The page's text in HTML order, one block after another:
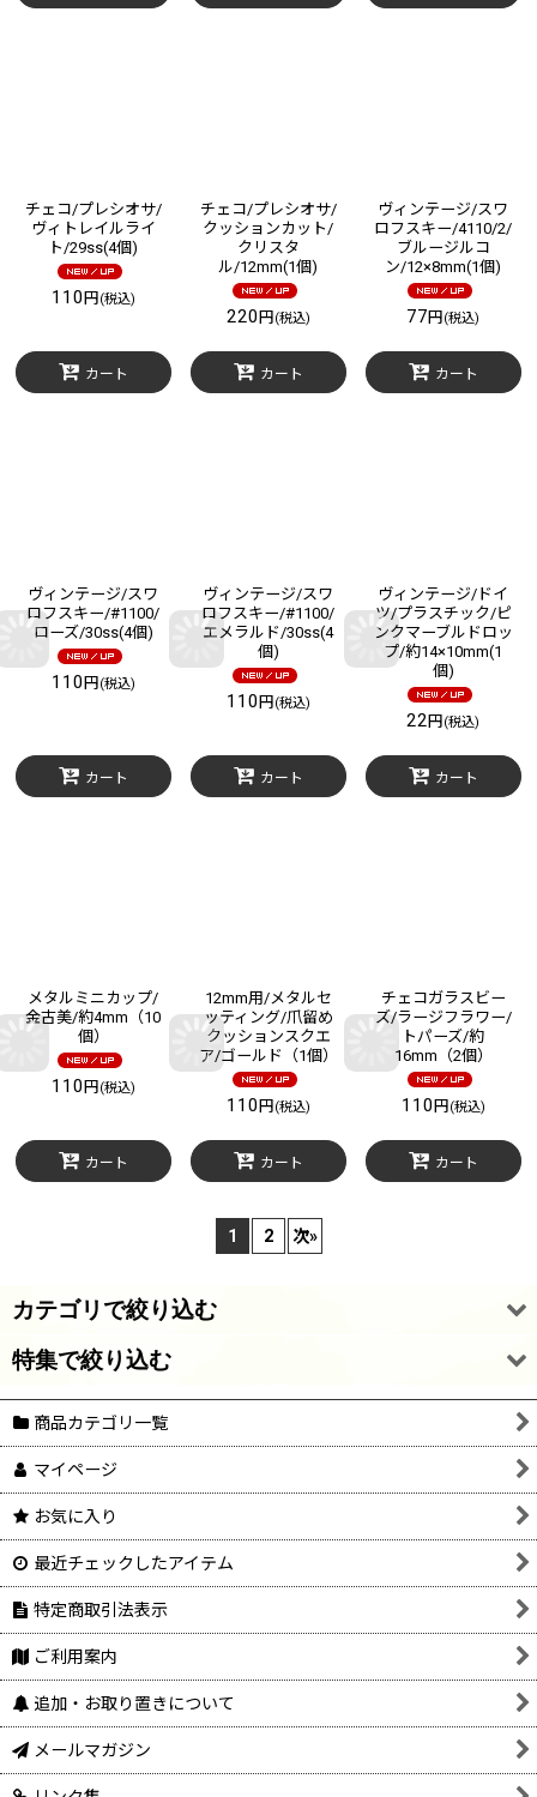
チェコ/プレシオサ/
ヴィトレイルライ
ト/29ss(4個)
110 円 (税込)
カート
チェコ/プレシオサ/
クッションカット/
クリスタ
ル/12mm(1個)
220 円 (税込)
カート
ヴィンテージ/スワ
ロフスキー/4110/2/
ブルージルコ
ン/12×8mm(1個)
77円 (税込)
カート
ヴィンテージ/スワ
ロフスキー/#1100/
ローズ/30ss(4個)
110 円 (税込)
カート
ヴィンテージ/スワ
ロフスキー/#1100/
エメラルド/30ss(4
個)
110 円 (税込)
カート
ヴィンテージ/ドイ
ツ/プラスチック/ピ
ンクマーブルドロッ
プ/約14×10mm(1
個)
22円 (税込)
カート
メタルミニカップ/
金古美/約4mm（10
個）
110 円 (税込)
カート
12mm用/メタルセ
ッティング/爪留め
クッションスクエ
ア/ゴールド（1個）
110 円 (税込)
カート
チェコガラスビー
ズ/ラージフラワー/
トパーズ/約
16mm（2個）
110 円 (税込)
カート
1 2 次»
カテゴリで絞り込む
アウトレットセール
ガラス・アクリルストーン
ガラスストーン用セッティング
ヴィンテージガラスビーズ
ヴィンテージプラビーズ
その他現行ビーズ
TOHO製品
レジン・ネイル関連商品
特集で絞り込む
26/8/10 新着・再入荷
26/7/28 新着・再入荷
26/7/20 新着・再入荷
26/7/7 新着・再入荷
2026/6/23 新着・再入荷
メッキなし真鍮基礎パーツ
K16GPメッキパーツ
商品カテゴリ一覧
マイページ
お気に入り
最近チェックしたアイテム
特定商取引法表示
ご利用案内
追加・お取り置きについて
メールマガジン